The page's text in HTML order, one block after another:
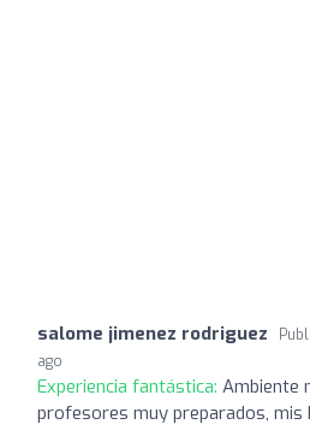
salome jimenez rodriguez
ago
Experiencia fantástica: Ambiente
profesores muy preparados, mis